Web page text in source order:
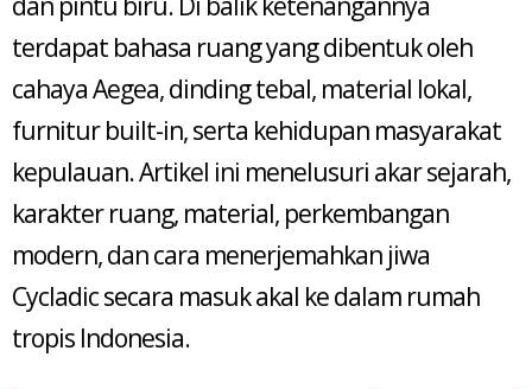
terdapat bahasa ruang yang dibentuk oleh
cahaya Aegea, dinding tebal, material lokal,
furnitur built-in, serta kehidupan masyarakat
kepulauan. Artikel ini menelusuri akar sejarah,
karakter ruang, material, perkembangan
modern, dan cara menerjemahkan jiwa
Cycladic secara masuk akal ke dalam rumah
tropis Indonesia.